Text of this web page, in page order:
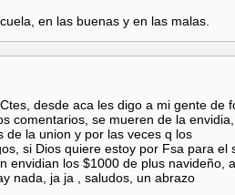
en las buenas y en las malas.
desde aca les digo a mi gente de
comentarios, se mueren de la
de la union y por las veces q los
si Dios quiere estoy por Fsa para el
envidian los $1000 de plus navideño,
nada, ja ja , saludos, un abrazo